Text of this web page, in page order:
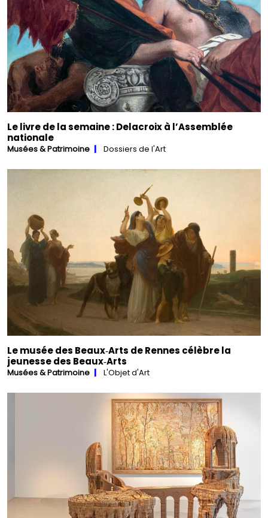
Le livre de la semaine : Delacroix à l’Assemblée
nationale
Musées & Patrimoine Dossiers de l'Art
Le musée des Beaux‑Arts de Rennes célèbre la
jeunesse des Beaux‑Arts
Musées & Patrimoine L'Objet d'Art